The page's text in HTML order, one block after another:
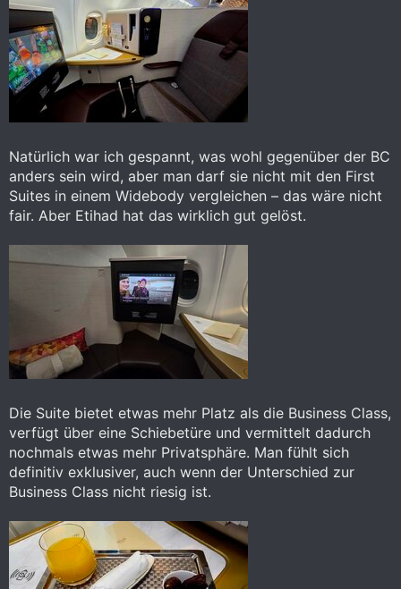
Natürlich war ich gespannt, was wohl gegenüber der BC
anders sein wird, aber man darf sie nicht mit den First
Suites in einem Widebody vergleichen – das wäre nicht
fair. Aber Etihad hat das wirklich gut gelöst.
Die Suite bietet etwas mehr Platz als die Business Class,
verfügt über eine Schiebetüre und vermittelt dadurch
nochmals etwas mehr Privatsphäre. Man fühlt sich
definitiv exklusiver, auch wenn der Unterschied zur
Business Class nicht riesig ist.